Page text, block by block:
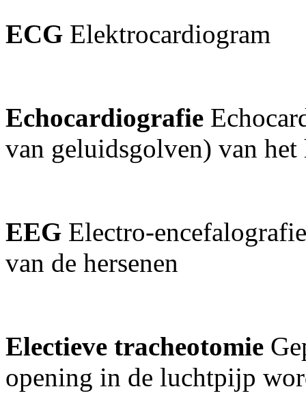
ECG Elektrocardiogram
Echocardiografie
van geluidsgolven) van het
EEG Electro-
van de hersenen
Electieve tracheotomie
opening in de luchtpijp